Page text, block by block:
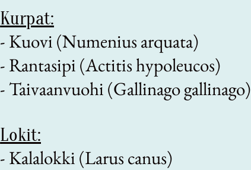
Kurpat:
- Kuovi (Numenius arquata)
- Rantasipi (Actitis hypoleucos)
- Taivaanvuohi (Gallinago gallinago)
Lokit:
- Kalalokki (Larus canus)